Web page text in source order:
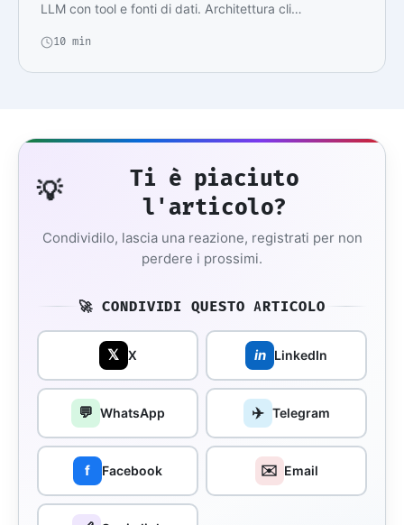
LLM con tool e fonti di dati. Architettura cli…
10 min
💡
Ti è piaciuto
l'articolo?
Condividilo, lascia una reazione, registrati per non
perdere i prossimi.
🚀 CONDIVIDI QUESTO ARTICOLO
𝕏 X in LinkedIn
💬 WhatsApp ✈️ Telegram
f Facebook ✉️ Email